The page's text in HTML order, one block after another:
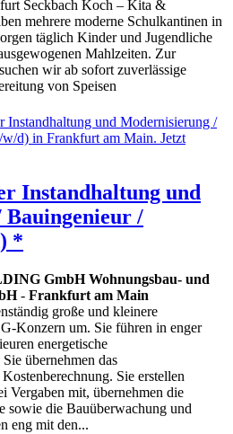
Seckbach Koch – Kita &
mehrere moderne Schulkantinen in
täglich Kinder und Jugendliche
Mahlzeiten. Zur
wir ab sofort zuverlässige
von Speisen
Instandhaltung und
/
*
GmbH Wohnungsbau- und
- Frankfurt am Main
große und kleinere
Konzern um. Sie führen in enger
energetische
übernehmen das
Sie erstellen
Vergaben mit, übernehmen die
sowie die Bauüberwachung und
eng mit den...